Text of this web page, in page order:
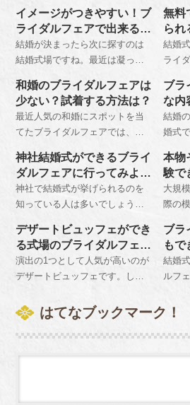
下着を着用することが大切で
す。
るかを確認しておく必要があり
ます。実際にどんな料理が出さ
れてどんな味なのかを知り、出
席者に満足してもらうために
も、たとえ有料でもブライダル
フェアでは試食を行いたいもの
です。
るの
行う
に和
い結
くな
イメージがつきやすい！ブ
ライダルフェアで出来る演
出体験
結婚が決まったら次に探すのは
結婚式場ですね。最近は凝った
てきました。そこで利用したい
のがブライダルフェアです。結
婚式を控えたカップルのために
挙式や披露宴の演出体験を行っ
ているので、結婚式のイメージ
がより具体的になります。どん
な体験ができるのか見ていきま
しょう。
無料
られ
の試
結婚
ライ
トに
量ず
し、
コー
あり
和婚のブライダルフェアは
少ない？試着する方法は？
最近人気の和婚にスポットを当
てたブライダルフェアでは、さ
式の模擬結婚式や披露宴の演出
体験、料理の試食、和装の試着
などがあったり、プランナーに
相談もできます。
ブラ
な内
とは
結婚
婚式
のと
挙式
るブ
な形
内容
まし
神社結婚式ができるブライ
ダルフェアに行ってみよ
う！
神社で結婚式が挙げられるのを
知っている人は多いでしょう。
やっていることを知っている人
はそう多くはありません。結婚
相談会という名目でイベントを
行っていることもあるので、一
します。
本物
験で
ルフ
大規
際の
メー
参加
予約
デザートビュッフェができ
る式場のブライダルフェア
に行ってみよう！
演出の1つとして人気が高いのが
デザートビュッフェです。しか
なるので、どんなものができる
のかというのを確認するために
もブライダルフェアは参考にな
ります。
ブラ
もで
う！
結婚
ルフ
れも
験す
はてなブックマーク！